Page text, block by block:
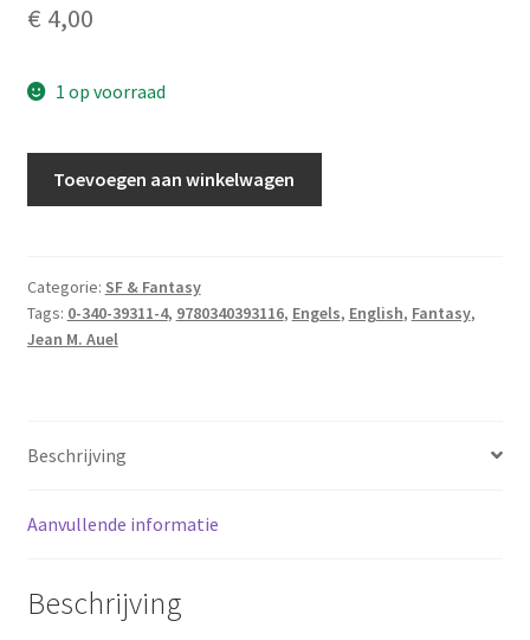
€ 4,00
1 op voorraad
The
mammoth
hunters
Toevoegen aan winkelwagen
Categorie: SF & Fantasy
Tags: 0-340-39311-4, 9780340393116, Engels, English, Fantasy,
Jean M. Auel
Beschrijving
Aanvullende informatie
Beschrijving